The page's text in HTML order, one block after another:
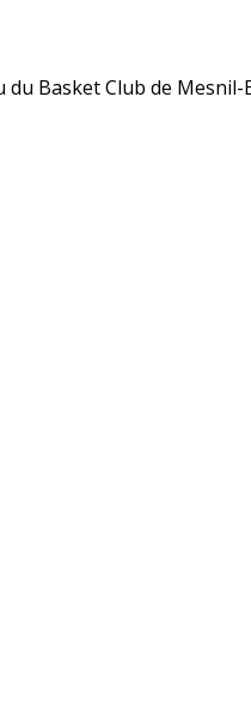
Basket Club de Mesnil-